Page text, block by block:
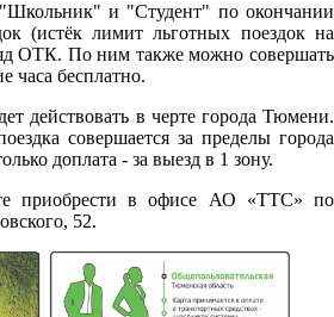
и "Студент" по окончании
(истёк лимит льготных поездок на
ОТК. По ним также можно совершать
часа бесплатно.
действовать в черте города Тюмени.
совершается за пределы города
доплата - за выезд в 1 зону.
приобрести в офисе АО «ТТС» по
52.